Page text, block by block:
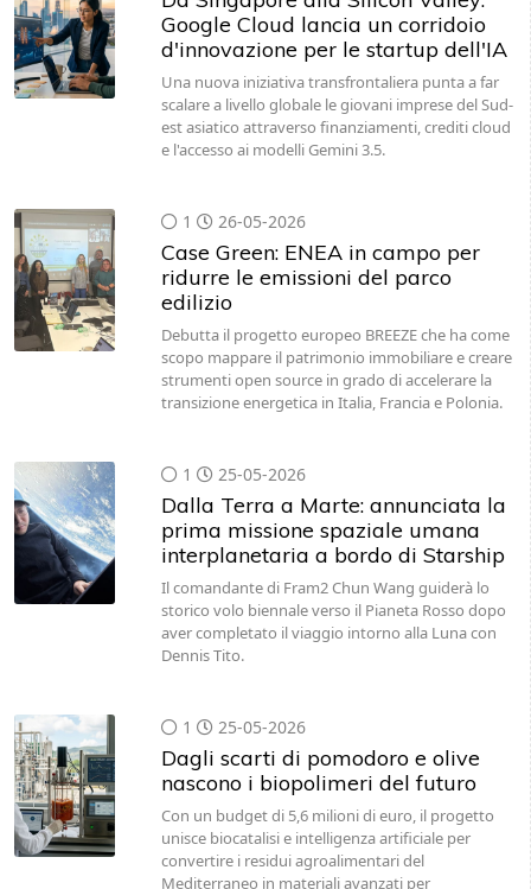
Google Cloud lancia un corridoio
d'innovazione per le startup dell'IA
Una nuova iniziativa transfrontaliera punta a far
scalare a livello globale le giovani imprese del Sud-
est asiatico attraverso finanziamenti, crediti cloud
e l'accesso ai modelli Gemini 3.5.
1 26-05-2026
Case Green: ENEA in campo per
ridurre le emissioni del parco
edilizio
Debutta il progetto europeo BREEZE che ha come
scopo mappare il patrimonio immobiliare e creare
strumenti open source in grado di accelerare la
transizione energetica in Italia, Francia e Polonia.
1 25-05-2026
Dalla Terra a Marte: annunciata la
prima missione spaziale umana
interplanetaria a bordo di Starship
Il comandante di Fram2 Chun Wang guiderà lo
storico volo biennale verso il Pianeta Rosso dopo
aver completato il viaggio intorno alla Luna con
Dennis Tito.
1 25-05-2026
Dagli scarti di pomodoro e olive
nascono i biopolimeri del futuro
Con un budget di 5,6 milioni di euro, il progetto
unisce biocatalisi e intelligenza artificiale per
convertire i residui agroalimentari del
Mediterraneo in materiali avanzati per